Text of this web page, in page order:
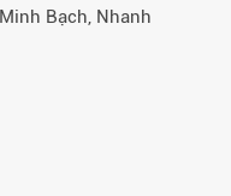
Bạch, Nhanh